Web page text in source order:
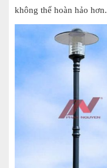
không thể hoàn hảo hơn.